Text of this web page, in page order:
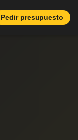
Pedir presupuesto